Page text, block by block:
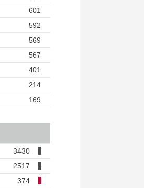
601
592
569
567
401
214
169
3430
2517
374